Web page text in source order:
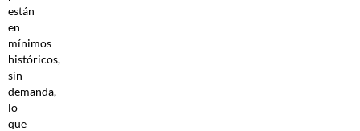
están
en
mínimos
históricos,
sin
demanda,
lo
que